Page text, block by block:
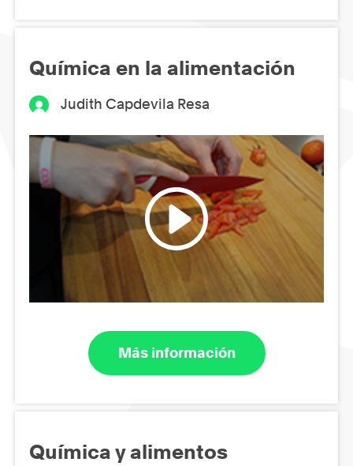
Química en la alimentación
Judith Capdevila Resa
Más información
Química y alimentos